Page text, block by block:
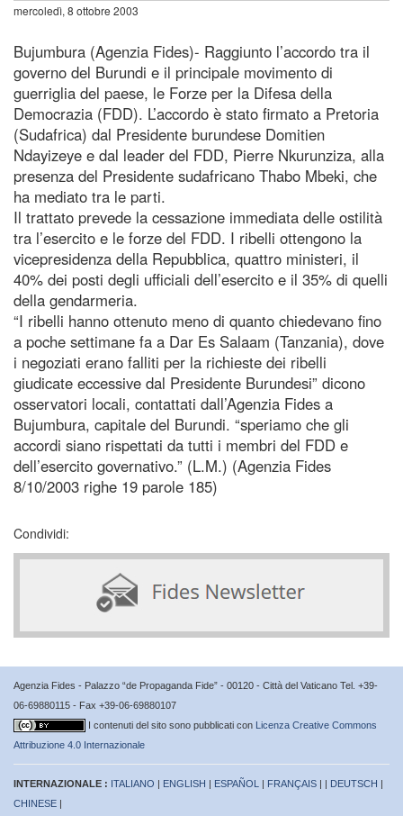
mercoledì, 8 ottobre 2003
Bujumbura (Agenzia Fides)- Raggiunto l’accordo tra il
governo del Burundi e il principale movimento di
guerriglia del paese, le Forze per la Difesa della
Democrazia (FDD). L’accordo è stato firmato a Pretoria
(Sudafrica) dal Presidente burundese Domitien
Ndayizeye e dal leader del FDD, Pierre Nkurunziza, alla
presenza del Presidente sudafricano Thabo Mbeki, che
ha mediato tra le parti.
Il trattato prevede la cessazione immediata delle ostilità
tra l’esercito e le forze del FDD. I ribelli ottengono la
vicepresidenza della Repubblica, quattro ministeri, il
40% dei posti degli ufficiali dell’esercito e il 35% di quelli
della gendarmeria.
“I ribelli hanno ottenuto meno di quanto chiedevano fino
a poche settimane fa a Dar Es Salaam (Tanzania), dove
i negoziati erano falliti per la richieste dei ribelli
giudicate eccessive dal Presidente Burundesi” dicono
osservatori locali, contattati dall’Agenzia Fides a
Bujumbura, capitale del Burundi. “speriamo che gli
accordi siano rispettati da tutti i membri del FDD e
dell’esercito governativo.” (L.M.) (Agenzia Fides
8/10/2003 righe 19 parole 185)
Condividi:
Agenzia Fides - Palazzo “de Propaganda Fide” - 00120 - Città del Vaticano Tel. +39-
06-69880115 - Fax +39-06-69880107
I contenuti del sito sono pubblicati con Licenza Creative Commons
Attribuzione 4.0 Internazionale
INTERNAZIONALE : ITALIANO | ENGLISH | ESPAÑOL | FRANÇAIS | | DEUTSCH |
CHINESE |